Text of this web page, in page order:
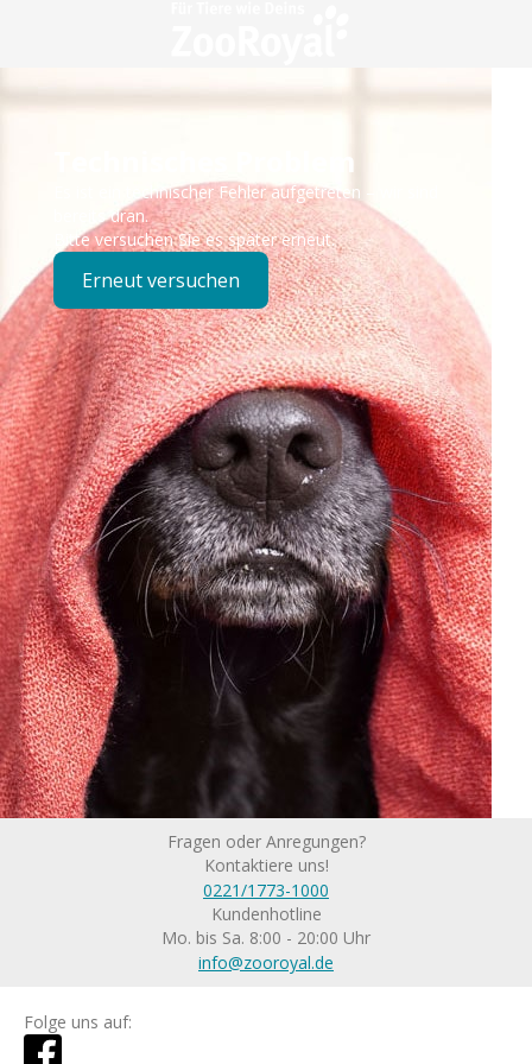
Technisches Problem
Es ist ein technischer Fehler aufgetreten – wir sind
bereits dran.
Bitte versuchen Sie es später erneut.
Erneut versuchen
Fragen oder Anregungen?
Kontaktiere uns!
0221/1773-1000
Kundenhotline
Mo. bis Sa. 8:00 - 20:00 Uhr
info@zooroyal.de
Folge uns auf: